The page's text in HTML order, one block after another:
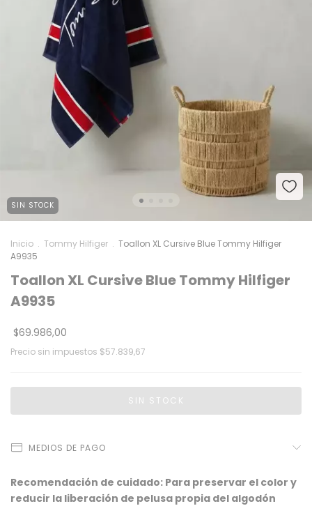
SIN STOCK
Inicio . Tommy Hilfiger . Toallon XL Cursive Blue Tommy Hilfiger
A9935
Toallon XL Cursive Blue Tommy Hilfiger
A9935
$69.986,00
Precio sin impuestos $57.839,67
MEDIOS DE PAGO
Recomendación de cuidado: Para preservar el color y
reducir la liberación de pelusa propia del algodón